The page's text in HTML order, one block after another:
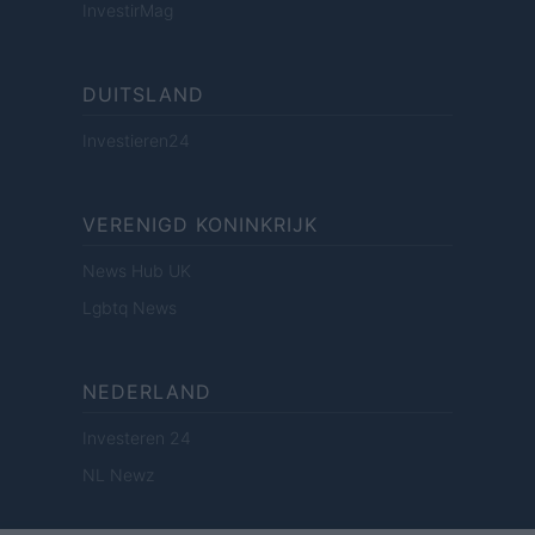
InvestirMag
DUITSLAND
Investieren24
VERENIGD KONINKRIJK
News Hub UK
Lgbtq News
NEDERLAND
Investeren 24
NL Newz